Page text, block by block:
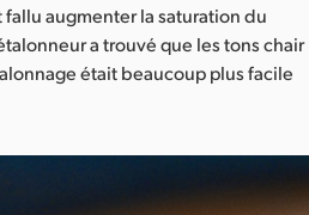
augmenter la saturation du
a trouvé que les tons chair
était beaucoup plus facile